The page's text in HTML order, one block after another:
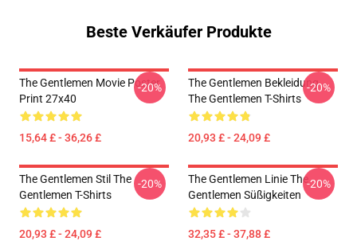
Beste Verkäufer Produkte
The Gentlemen Movie Poster
Print 27x40
15,64 £ - 36,26 £
-20%
The Gentlemen Bekleidung
The Gentlemen T-Shirts
20,93 £ - 24,09 £
-20%
The Gentlemen Stil The
Gentlemen T-Shirts
20,93 £ - 24,09 £
-20%
The Gentlemen Linie The
Gentlemen Süßigkeiten
32,35 £ - 37,88 £
-20%